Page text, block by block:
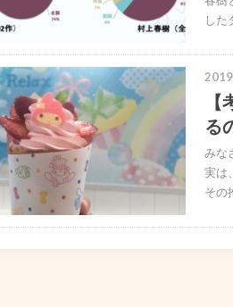
した
る
みな
実は
その